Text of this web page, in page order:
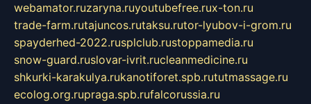
webamator.ruzaryna.ruyoutubefree.rux-ton.ru
trade-farm.rutajuncos.rutaksu.rutor-lyubov-i-grom.ru
spayderhed-2022.rusplclub.rustoppamedia.ru
snow-guard.ruslovar-ivrit.rucleanmedicine.ru
shkurki-karakulya.rukanotiforet.spb.rututmassage.ru
ecolog.org.rupraga.spb.rufalcorussia.ru